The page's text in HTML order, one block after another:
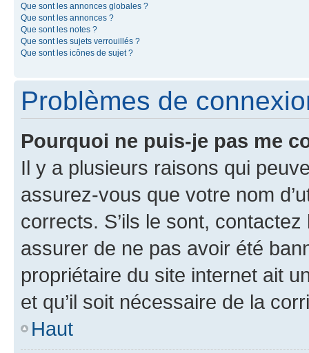
Que sont les annonces globales ?
Que sont les annonces ?
Que sont les notes ?
Que sont les sujets verrouillés ?
Que sont les icônes de sujet ?
Problèmes de
Pourquoi ne puis-je pas me
Il y a plusieurs raisons qui
assurez-vous que votre nom
corrects. S’ils le sont,
assurer de ne pas avoir été
propriétaire du site internet ait
et qu’il soit nécessaire de la
Haut